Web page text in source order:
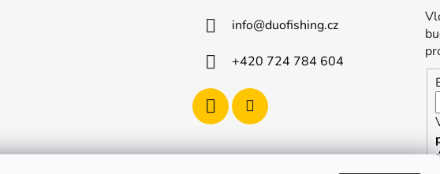
info@duofishing.cz
+420 724 784 604